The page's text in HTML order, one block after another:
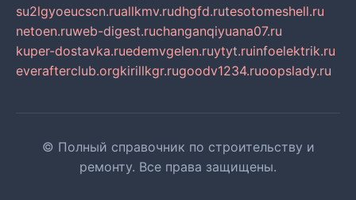
su2lgyoeucscn.ruallkmv.rudhgfd.rutesotomeshell.ru
netoen.ruweb-digest.ruchanganqiyuana07.ru
kuper-dostavka.ruedemvgelen.ruytyt.ruinfoelektrik.ru
everafterclub.orgkirillkgr.rugoodv1234.ruoopslady.ru
© Полный справочник по строительству и
ремонту. Все права защищены.